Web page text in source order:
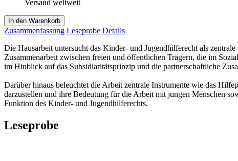
Versand weltweit
In den Warenkorb
Zusammenfassung Leseprobe Details
Die Hausarbeit untersucht das Kinder- und Jugendhilferecht als
Zusammenarbeit zwischen freien und öffentlichen Trägern, die im
im Hinblick auf das Subsidiaritätsprinzip und die partnerschaftliche
Darüber hinaus beleuchtet die Arbeit zentrale Instrumente wie das
darzustellen und ihre Bedeutung für die Arbeit mit jungen Menschen
Funktion des Kinder- und Jugendhilferechts.
Leseprobe